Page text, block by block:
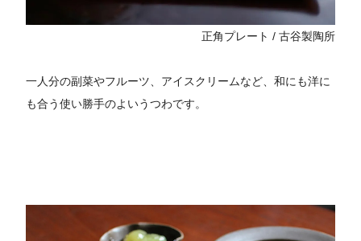
正角プレート / 古谷製陶所
一人分の副菜やフルーツ、アイスクリームなど、和にも洋に
も合う使い勝手のよいうつわです。